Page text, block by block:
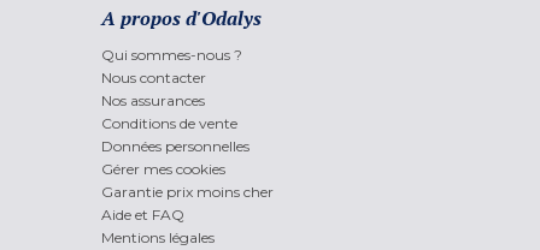
A propos d'Odalys
Qui sommes-nous ?
Nous contacter
Nos assurances
Conditions de vente
Données personnelles
Gérer mes cookies
Garantie prix moins cher
Aide et FAQ
Mentions légales